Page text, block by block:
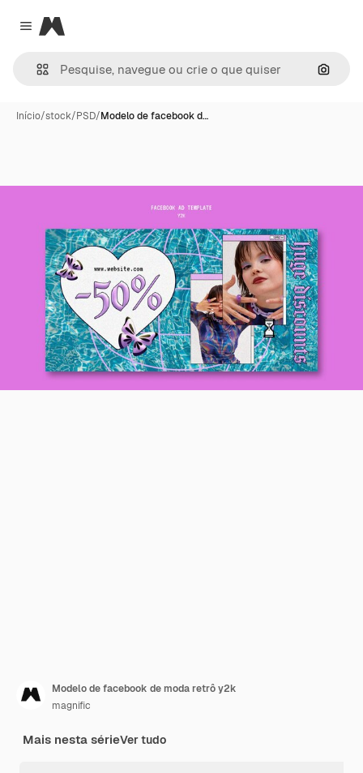
Close menu
Magnific
Início/stock/PSD/Modelo de facebook d…
Modelo de facebook de moda retrô y2k
magnific
Mais nesta sérieVer tudo